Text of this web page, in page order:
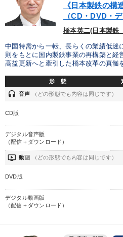
タグから探す
すべての音声・動画（全2077タイトル
タグ・キーワード
インフレ対策・値上
資産運用 金融 DX 上
イノベーション 生き方の指針
《日本製鉄の構
（CD・DVD・
橋本英二(日本製鉄
中国特需から一転、長らくの業績低迷
則をもとに国内製鉄事業の再構築と経
高益更新へと牽引した橋本改革の真髄
形 態
headset 音声 （どの形態でも内容は同じです）
CD版
デジタル音声版
（配信＋ダウンロード）
ondemand_video 動画 （どの形態でも内容は同じです）
DVD版
デジタル動画版
（配信＋ダウンロード）